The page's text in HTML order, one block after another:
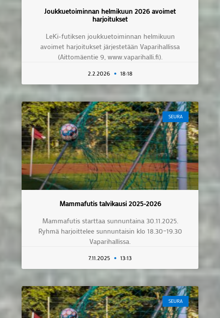
Joukkuetoiminnan helmikuun 2026 avoimet
harjoitukset
LeKi-futiksen joukkuetoiminnan helmikuun
avoimet harjoitukset järjestetään Vaparihallissa
(Aittomäentie 9, www.vaparihalli.fi).
2.2.2026 18:18
SEURA
Mammafutis talvikausi 2025-2026
Mammafutis starttaa sunnuntaina 30.11.2025.
Ryhmä harjoittelee sunnuntaisin klo 18.30–19.30
Vaparihallissa.
7.11.2025 13:13
SEURA